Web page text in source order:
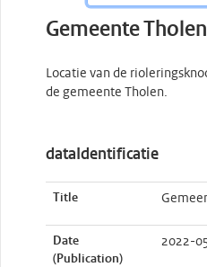
Gemeente
Locatie van de
de gemeente Tholen.
dataIdentificatie
Title
Date
(Publication)
2022-